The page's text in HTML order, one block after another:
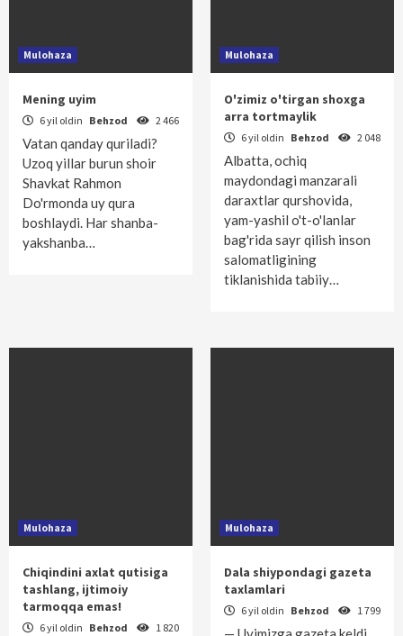
Mulohaza
Mening uyim
6 yil oldin Behzod 2 466
Vatan qanday quriladi?
Uzoq yillar burun shoir
Shavkat Rahmon
Do'rmonda uy qura
boshlaydi. Har shanba-
yakshanba…
Mulohaza
O'zimiz o'tirgan shoxga
arra tortmaylik
6 yil oldin Behzod 2 048
Albatta, ochiq
maydondagi manzarali
daraxtlar qurshovida,
yam-yashil o't-o'lanlar
bag'rida sayr qilish inson
salomatligining
tiklanishida tabiiy…
Mulohaza
Chiqindini axlat qutisiga
tashlang, ijtimoiy
tarmoqqa emas!
6 yil oldin Behzod 1 820
Mulohaza
Dala shiypondagi gazeta
taxlamlari
6 yil oldin Behzod 1 799